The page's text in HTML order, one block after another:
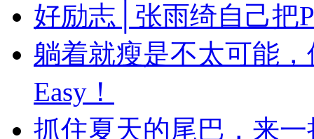
好励志│张雨绮自己
躺着就瘦是不太可能
Easy！
抓住夏天的尾巴，来